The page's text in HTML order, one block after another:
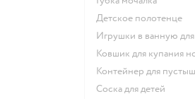
детское полотенце
игрушки в ванную
ковшик для купания
контейнер для
соска для детей